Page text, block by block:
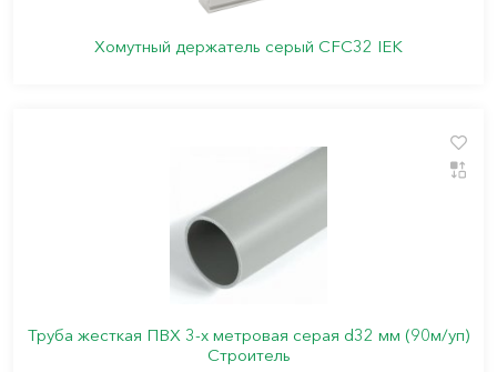
Хомутный держатель серый CFC32 IEK
Труба жесткая ПВХ 3-х метровая серая d32 мм (90м/уп)
Строитель